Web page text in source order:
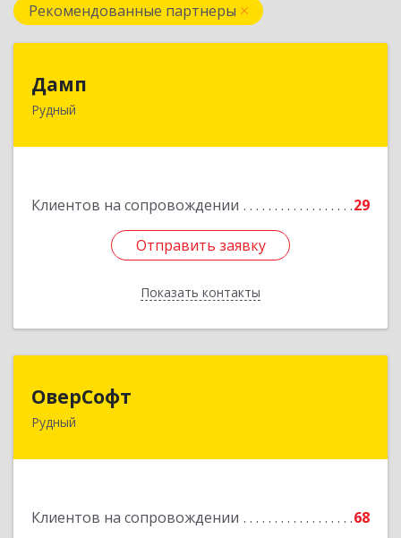
Рекомендованные партнеры
Дамп
Рудный
Клиентов на сопровождении 29
Отправить заявку
Показать контакты
Казахстан, Костанайская обл., г. Рудный, р-он
Отправить заявку
Назад
ОверСофт
Рудный
Клиентов на сопровождении 68